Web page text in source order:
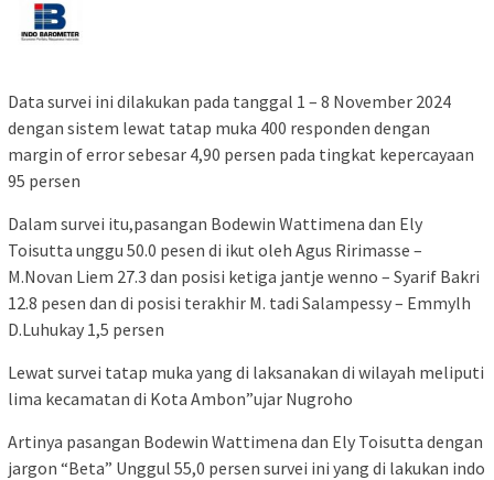
Data survei ini dilakukan pada tanggal 1 – 8 November 2024
dengan sistem lewat tatap muka 400 responden dengan
margin of error sebesar 4,90 persen pada tingkat kepercayaan
95 persen
Dalam survei itu,pasangan Bodewin Wattimena dan Ely
Toisutta unggu 50.0 pesen di ikut oleh Agus Ririmasse –
M.Novan Liem 27.3 dan posisi ketiga jantje wenno – Syarif Bakri
12.8 pesen dan di posisi terakhir M. tadi Salampessy – Emmylh
D.Luhukay 1,5 persen
Lewat survei tatap muka yang di laksanakan di wilayah meliputi
lima kecamatan di Kota Ambon”ujar Nugroho
Artinya pasangan Bodewin Wattimena dan Ely Toisutta dengan
jargon “Beta” Unggul 55,0 persen survei ini yang di lakukan indo